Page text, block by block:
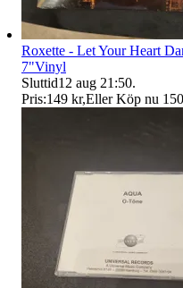
Roxette - Let Your Heart
7"Vinyl
Sluttid12 aug 21:50.
Pris:149 kr,Eller Köp nu